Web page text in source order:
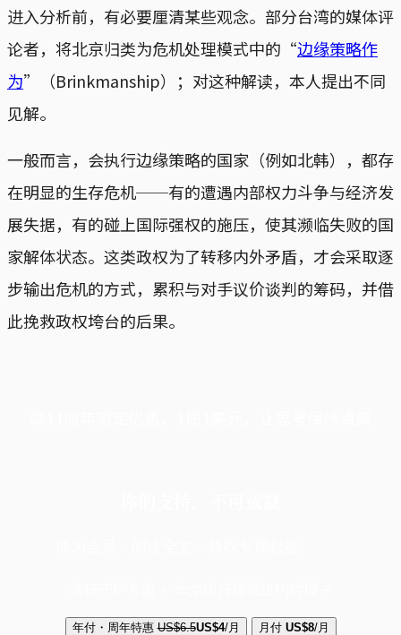
进入分析前，有必要厘清某些观念。部分台湾的媒体评
论者，将北京归类为危机处理模式中的“边缘策略作
为”（Brinkmanship）；对这种解读，本人提出不同
见解。
一般而言，会执行边缘策略的国家（例如北韩），都存
在明显的生存危机──有的遭遇内部权力斗争与经济发
展失据，有的碰上国际强权的施压，使其濒临失败的国
家解体状态。这类政权为了转移内外矛盾，才会采取逐
步输出危机的方式，累积与对手议价谈判的筹码，并借
此挽救政权垮台的后果。
年付・周年特惠 US$6.5US$4/月 月付 US$8/月